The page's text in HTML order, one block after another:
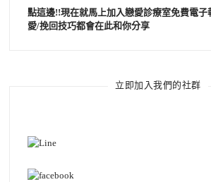
點這邊!!現在就馬上加入戀愛診療室免費電子
愛/挽回技巧都會在此和你分享
立即加入我們的社群